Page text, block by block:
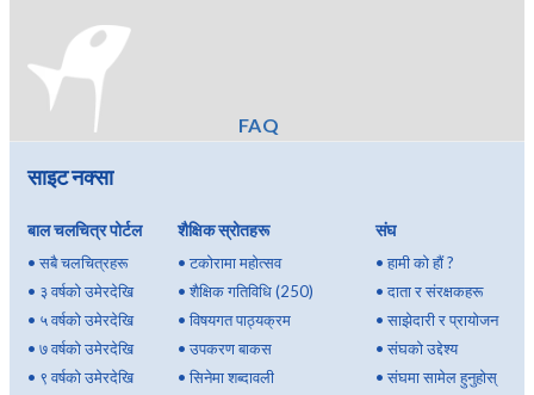
FAQ
साइट नक्सा
बाल चलचित्र पोर्टल
• सबै चलचित्रहरू
• ३ वर्षको उमेरदेखि
• ५ वर्षको उमेरदेखि
• ७ वर्षको उमेरदेखि
• ९ वर्षको उमेरदेखि
शैक्षिक स्रोतहरू
• टकोरामा महोत्सव
• शैक्षिक गतिविधि (250)
• विषयगत पाठ्यक्रम
• उपकरण बाकस
• सिनेमा शब्दावली
संघ
•हामी को हौं ?
•दाता र संरक्षकहरू
•साझेदारी र प्रायोजन
•संघको उद्देश्य
•संघमा सामेल हुनुहोस्